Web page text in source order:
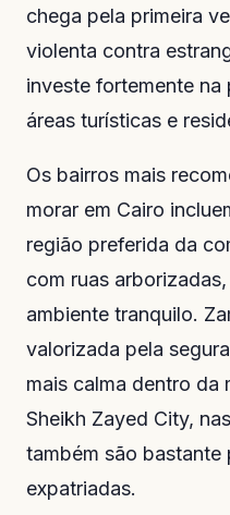
chega pela primeira
violenta contra
investe fortemente na
áreas turísticas e
Os bairros mais
morar em Cairo
região preferida da
com ruas
ambiente tranquilo.
valorizada pela
mais calma dentro da
Sheikh Zayed City,
também são
expatriadas.